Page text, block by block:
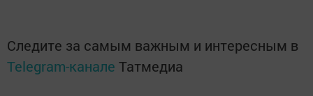
Следите за самым важным и интересным в
Telegram-канале Татмедиа